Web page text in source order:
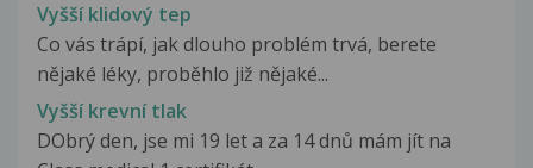
Vyšší klidový tep
Co vás trápí, jak dlouho problém trvá, berete
nějaké léky, proběhlo již nějaké...
Vyšší krevní tlak
DObrý den, jse mi 19 let a za 14 dnů mám jít na